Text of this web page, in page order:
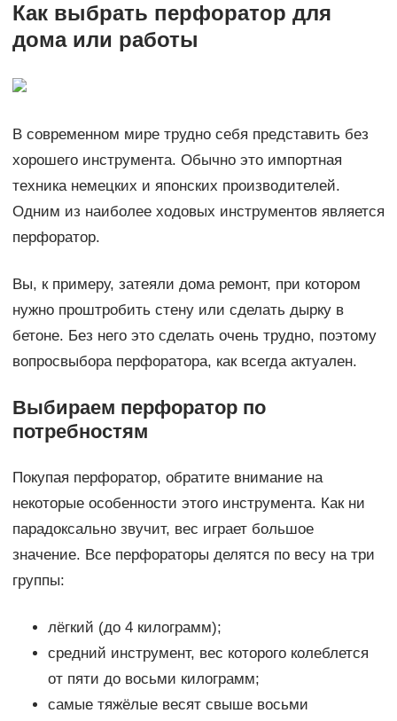
Как выбрать перфоратор для
дома или работы
В современном мире трудно себя представить без
хорошего инструмента. Обычно это импортная
техника немецких и японских производителей.
Одним из наиболее ходовых инструментов является
перфоратор.
Вы, к примеру, затеяли дома ремонт, при котором
нужно проштробить стену или сделать дырку в
бетоне. Без него это сделать очень трудно, поэтому
вопросвыбора перфоратора, как всегда актуален.
Выбираем перфоратор по
потребностям
Покупая перфоратор, обратите внимание на
некоторые особенности этого инструмента. Как ни
парадоксально звучит, вес играет большое
значение. Все перфораторы делятся по весу на три
группы:
лёгкий (до 4 килограмм);
средний инструмент, вес которого колеблется
от пяти до восьми килограмм;
самые тяжёлые весят свыше восьми